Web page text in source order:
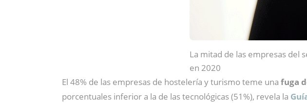
La mitad de las empresas del
en 2020
El 48% de las empresas de hostelería y turismo teme una fuga
porcentuales inferior a la de las tecnológicas (51%), revela la